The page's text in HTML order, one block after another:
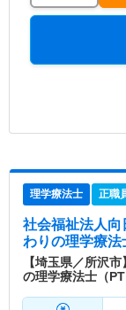
理学療法士 正職
社会福祉法人向
わりの理学療法
【埼玉県／所沢
の理学療法士（